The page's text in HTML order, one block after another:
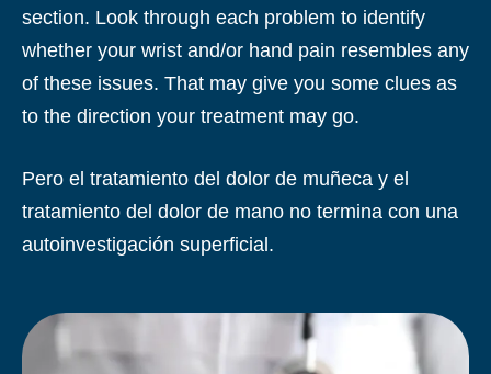
section. Look through each problem to identify
whether your wrist and/or hand pain resembles any
of these issues. That may give you some clues as
to the direction your treatment may go.
Pero el tratamiento del dolor de muñeca y el
tratamiento del dolor de mano no termina con una
autoinvestigación superficial.